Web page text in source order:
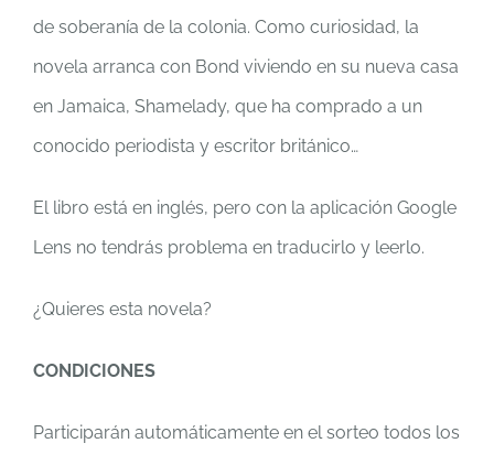
de soberanía de la colonia. Como curiosidad, la
novela arranca con Bond viviendo en su nueva casa
en Jamaica, Shamelady, que ha comprado a un
conocido periodista y escritor británico…
El libro está en inglés, pero con la aplicación Google
Lens no tendrás problema en traducirlo y leerlo.
¿Quieres esta novela?
CONDICIONES
Participarán automáticamente en el sorteo todos los